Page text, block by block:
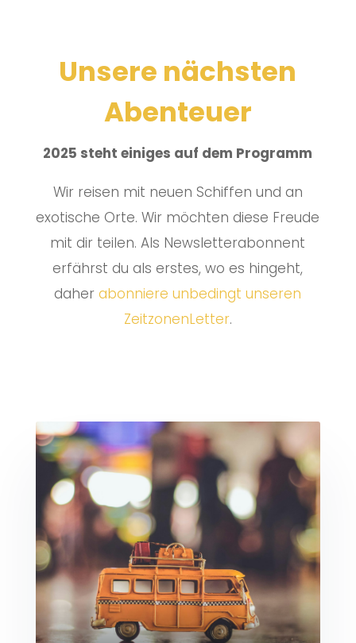
Unsere nächsten
Abenteuer
2025 steht einiges auf dem Programm
Wir reisen mit neuen Schiffen und an
exotische Orte. Wir möchten diese Freude
mit dir teilen. Als Newsletterabonnent
erfährst du als erstes, wo es hingeht,
daherabonniere unbedingt unseren
ZeitzonenLetter.